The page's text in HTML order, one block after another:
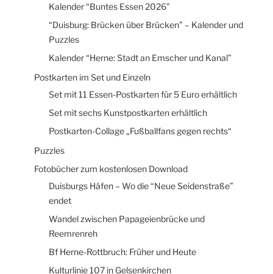
Kalender “Buntes Essen 2026”
“Duisburg: Brücken über Brücken” – Kalender und
Puzzles
Kalender “Herne: Stadt an Emscher und Kanal”
Postkarten im Set und Einzeln
Set mit 11 Essen-Postkarten für 5 Euro erhältlich
Set mit sechs Kunstpostkarten erhältlich
Postkarten-Collage „Fußballfans gegen rechts“
Puzzles
Fotobücher zum kostenlosen Download
Duisburgs Häfen – Wo die “Neue Seidenstraße”
endet
Wandel zwischen Papageienbrücke und
Reemrenreh
Bf Herne-Rottbruch: Früher und Heute
Kulturlinie 107 in Gelsenkirchen